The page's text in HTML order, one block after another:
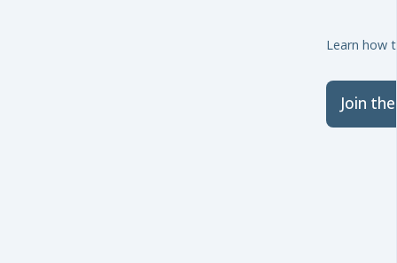
Learn how
Join